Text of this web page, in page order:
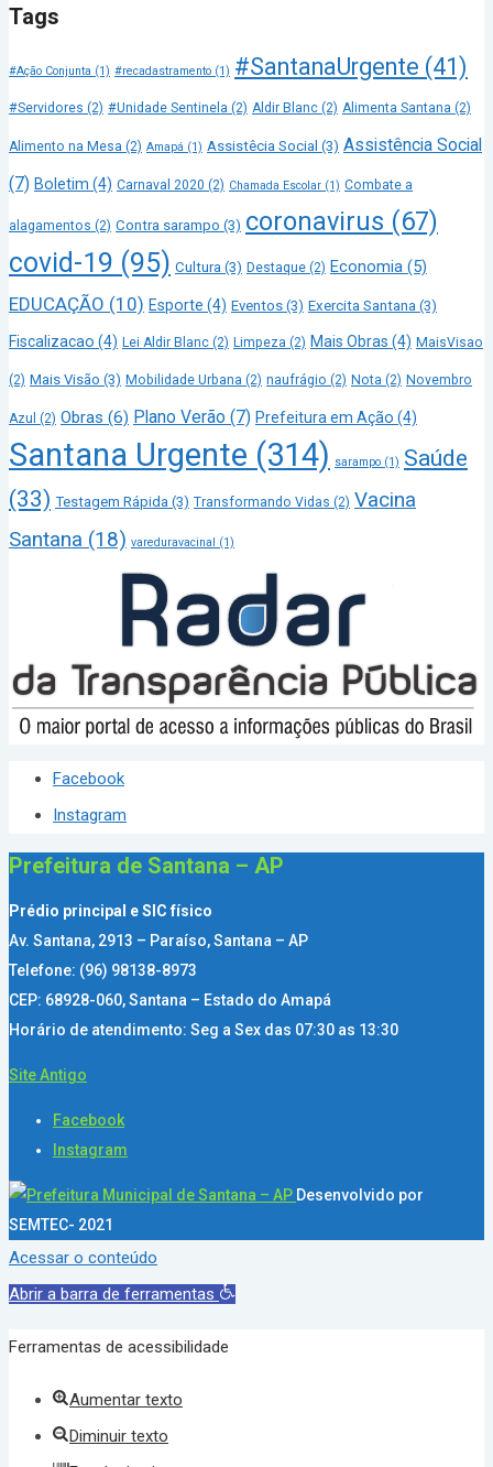
Tags
#Ação Conjunta (1) #recadastramento (1) #SantanaUrgente (41)
#Servidores (2) #Unidade Sentinela (2) Aldir Blanc (2) Alimenta Santana (2)
Alimento na Mesa (2) Amapá (1) Assistêcia Social (3) Assistência Social
(7) Boletim (4) Carnaval 2020 (2) Chamada Escolar (1) Combate a
alagamentos (2) Contra sarampo (3) coronavirus (67)
covid-19 (95) Cultura (3) Destaque (2) Economia (5)
EDUCAÇÃO (10) Esporte (4) Eventos (3) Exercita Santana (3)
Fiscalizacao (4) Lei Aldir Blanc (2) Limpeza (2) Mais Obras (4) MaisVisao
(2) Mais Visão (3) Mobilidade Urbana (2) naufrágio (2) Nota (2) Novembro
Azul (2) Obras (6) Plano Verão (7) Prefeitura em Ação (4)
Santana Urgente (314) sarampo (1) Saúde
(33) Testagem Rápida (3) Transformando Vidas (2) Vacina
Santana (18) vareduravacinal (1)
Facebook
Instagram
Prefeitura de Santana – AP
Prédio principal e SIC físico
Av. Santana, 2913 – Paraíso, Santana – AP
Telefone: (96) 98138-8973
CEP: 68928-060, Santana – Estado do Amapá
Horário de atendimento: Seg a Sex das 07:30 as 13:30
Site Antigo
Facebook
Instagram
Desenvolvido por
SEMTEC- 2021
Acessar o conteúdo
Abrir a barra de ferramentas
Ferramentas de acessibilidade
Aumentar texto
Diminuir texto